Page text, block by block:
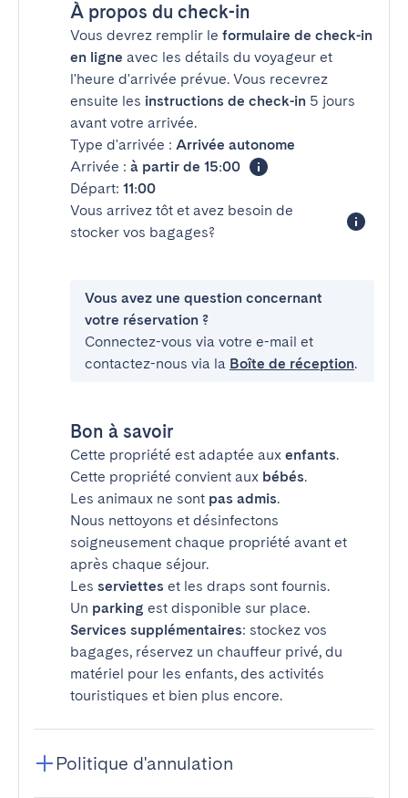
À propos du check-in
Vous devrez remplir le formulaire de check-in
en ligne avec les détails du voyageur et
l'heure d'arrivée prévue. Vous recevrez
ensuite les instructions de check-in 5 jours
avant votre arrivée.
Type d'arrivée : Arrivée autonome
Arrivée : à partir de 15:00
Départ: 11:00
Vous arrivez tôt et avez besoin de
stocker vos bagages?
Vous avez une question concernant
votre réservation ?
Connectez-vous via votre e-mail et
contactez-nous via la Boîte de réception.
Bon à savoir
Cette propriété est adaptée aux enfants.
Cette propriété convient aux bébés.
Les animaux ne sont pas admis.
Nous nettoyons et désinfectons
soigneusement chaque propriété avant et
après chaque séjour.
Les serviettes et les draps sont fournis.
Un parking est disponible sur place.
Services supplémentaires: stockez vos
bagages, réservez un chauffeur privé, du
matériel pour les enfants, des activités
touristiques et bien plus encore.
Politique d'annulation